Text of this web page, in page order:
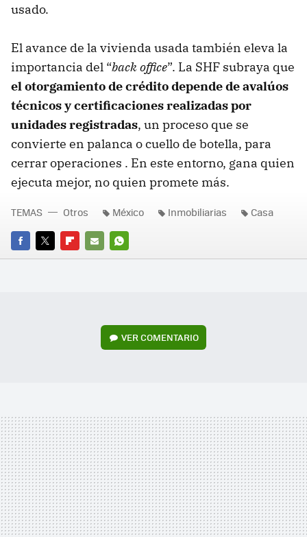
usado.
El avance de la vivienda usada también eleva la
importancia del “back office”. La SHF subraya que
el otorgamiento de crédito depende de avalúos
técnicos y certificaciones realizadas por
unidades registradas, un proceso que se
convierte en palanca o cuello de botella, para
cerrar operaciones . En este entorno, gana quien
ejecuta mejor, no quien promete más.
FACEBOOK
TWITTERFLIPBOARD
E-
WHATSAPP
TEMAS Otros México Inmobiliarias Casa
VERCOMENTARIO